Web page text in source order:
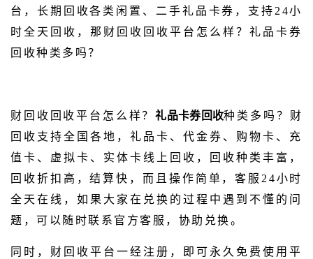
台，长期回收各类闲置、二手礼品卡券，支持24小
时全天回收，那财回收回收平台怎么样？礼品卡券
回收种类多吗？
财回收回收平台怎么样？礼品卡券回收种类多吗？财
回收支持全国各地，礼品卡、代金券、购物卡、充
值卡、虚拟卡、实体卡线上回收，回收种类丰富，
回收折扣高，结算快，而且操作简单，客服24小时
全天在线，如果大家在兑换的过程中遇到不懂的问
题，可以随时联系官方客服，协助兑换。
同时，财回收平台一经注册，即可永久免费使用平